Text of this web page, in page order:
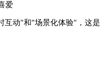
爱
互动"和"场景化体验"，这是